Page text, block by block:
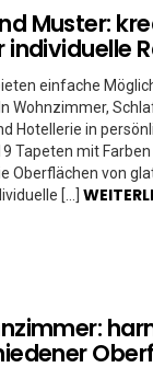
Muster:
einfache
Wohnzimmer,
Hotellerie in
Tapeten mit
Oberflächen von
[…]